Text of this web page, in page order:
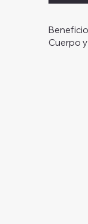
Cuerpo